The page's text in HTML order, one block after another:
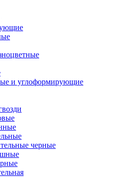
и углоформирующие
черные